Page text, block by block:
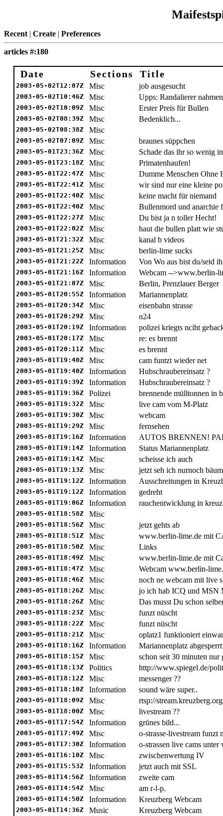
Recent | Create | Preferences
articles #:180
Date Sections Title
2003-05-02T12:07Z Misc job ausgesucht
2003-05-02T10:46Z Misc Upps: Randalierer
2003-05-02T10:09Z Misc Erster Preis für Bullen
2003-05-02T08:39Z Misc Bedenklich...
2003-05-02T08:38Z Misc
2003-05-02T07:09Z Misc braunes süppchen
2003-05-01T23:36Z Misc Schade das ihr so wenig
2003-05-01T23:18Z Misc Primatenhaufen!
2003-05-01T22:47Z Misc Dumme Menschen Ohne
2003-05-01T22:41Z Misc wir sind nur eine kleine
2003-05-01T22:40Z Misc keine macht für niemand
2003-05-01T22:40Z Misc Bullenmord und anarchie
2003-05-01T22:27Z Misc Du bist ja n toller Hecht!
2003-05-01T22:02Z Misc haut die bullen platt wie
2003-05-01T21:32Z Misc kanal b videos
2003-05-01T21:25Z Misc berlin-lime sucks
2003-05-01T21:22Z Information Von Wo aus bist du/seid
2003-05-01T21:16Z Information Webcam -->www.berlin-
2003-05-01T21:07Z Misc Berlin, Prenzlauer Berger
2003-05-01T20:55Z Information Mariannenplatz
2003-05-01T20:34Z Misc eisenbahn strasse
2003-05-01T20:29Z Misc n24
2003-05-01T20:19Z Information polizei kriegts nciht
2003-05-01T20:17Z Misc re: es brennt
2003-05-01T20:11Z Misc es brennt
2003-05-01T19:40Z Misc cam funtzt wieder net
2003-05-01T19:40Z Information Hubschraubereinsatz ?
2003-05-01T19:39Z Information Hubschraubereinsatz ?
2003-05-01T19:36Z Polizei brennende mülltonnen in
2003-05-01T19:32Z Misc live cam vom M-Platz
2003-05-01T19:30Z Misc webcam
2003-05-01T19:29Z Misc fernsehen
2003-05-01T19:16Z Information AUTOS BRENNEN!
2003-05-01T19:14Z Information Status Mariannenplatz
2003-05-01T19:14Z Misc scheisse ich auch
2003-05-01T19:13Z Misc jetzt seh ich nurnoch
2003-05-01T19:12Z Information Ausschreitungen in
2003-05-01T19:12Z Information gedreht
2003-05-01T19:06Z Information rauchentwicklung in
2003-05-01T18:58Z Misc
2003-05-01T18:56Z Misc jetzt gehts ab
2003-05-01T18:51Z Misc www.berlin-lime.de mit
2003-05-01T18:50Z Misc Links
2003-05-01T18:49Z Misc www.berlin-lime.de mit
2003-05-01T18:47Z Misc Webcam www.berlin-
2003-05-01T18:46Z Misc noch ne webcam mit live
2003-05-01T18:26Z Misc jo ich hab ICQ und MSN
2003-05-01T18:26Z Misc Das musst Du schon
2003-05-01T18:23Z Misc funzt nüscht
2003-05-01T18:22Z Misc funzt nüscht
2003-05-01T18:21Z Misc oplatz1 funktioniert
2003-05-01T18:16Z Information Mariannenplatz
2003-05-01T18:15Z Misc schon seit 30 minuten nur
2003-05-01T18:13Z Politics http://www.spiegel.de/
2003-05-01T18:12Z Misc messenger ??
2003-05-01T18:10Z Information sound wäre super..
2003-05-01T18:09Z Misc rtsp://
2003-05-01T18:00Z Misc livestream ??
2003-05-01T17:54Z Information grünes bild...
2003-05-01T17:49Z Misc o-strasse-livestream funzt
2003-05-01T17:30Z Information o-strassen live cams
2003-05-01T16:10Z Misc zwischenwertung IV
2003-05-01T15:53Z Information jetzt auch mit SSL
2003-05-01T14:56Z Information zweite cam
2003-05-01T14:54Z Misc am r-l-p.
2003-05-01T14:50Z Information Kreuzberg Webcam
2003-05-01T14:36Z Music Kreuzberg Webcam